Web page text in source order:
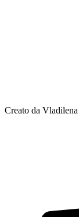
Creato da Vladilena